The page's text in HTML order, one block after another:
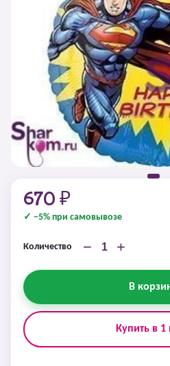
670 ₽
✓ −5% при самовывозе
Количество − +
В
Купить в 1